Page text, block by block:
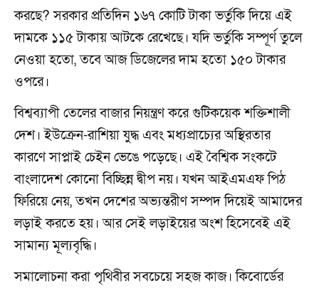
করছে? সরকার প্রতিদিন ১৬৭ কোটি টাকা ভর্তুকি দিয়ে এই
দামকে ১১৫ টাকায় আটকে রেখেছে। যদি ভর্তুকি সম্পূর্ণ তুলে
নেওয়া হতো, তবে আজ ডিজেলের দাম হতো ১৫০ টাকার
ওপরে।
বিশ্বব্যাপী তেলের বাজার নিয়ন্ত্রণ করে গুটিকয়েক শক্তিশালী
দেশ। ইউক্রেন-রাশিয়া যুদ্ধ এবং মধ্যপ্রাচ্যের অস্থিরতার
কারণে সাপ্লাই চেইন ভেঙে পড়েছে। এই বৈশ্বিক সংকটে
বাংলাদেশ কোনো বিচ্ছিন্ন দ্বীপ নয়। যখন আইএমএফ পিঠ
ফিরিয়ে নেয়, তখন দেশের অভ্যন্তরীণ সম্পদ দিয়েই আমাদের
লড়াই করতে হয়। আর সেই লড়াইয়ের অংশ হিসেবেই এই
সামান্য মূল্যবৃদ্ধি।
সমালোচনা করা পৃথিবীর সবচেয়ে সহজ কাজ। কিবোর্ডের